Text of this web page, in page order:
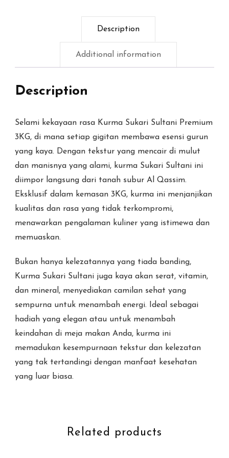
Description
Additional information
Description
Selami kekayaan rasa Kurma Sukari Sultani Premium
3KG, di mana setiap gigitan membawa esensi gurun
yang kaya. Dengan tekstur yang mencair di mulut
dan manisnya yang alami, kurma Sukari Sultani ini
diimpor langsung dari tanah subur Al Qassim.
Eksklusif dalam kemasan 3KG, kurma ini menjanjikan
kualitas dan rasa yang tidak terkompromi,
menawarkan pengalaman kuliner yang istimewa dan
memuaskan.
Bukan hanya kelezatannya yang tiada banding,
Kurma Sukari Sultani juga kaya akan serat, vitamin,
dan mineral, menyediakan camilan sehat yang
sempurna untuk menambah energi. Ideal sebagai
hadiah yang elegan atau untuk menambah
keindahan di meja makan Anda, kurma ini
memadukan kesempurnaan tekstur dan kelezatan
yang tak tertandingi dengan manfaat kesehatan
yang luar biasa.
Related products